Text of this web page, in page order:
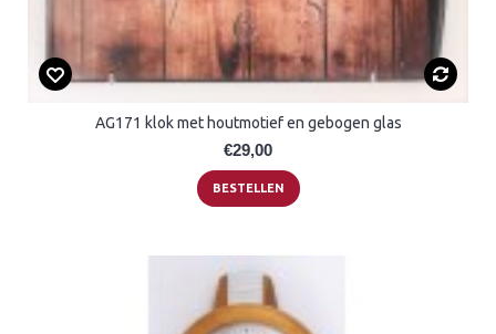
AG171 klok met houtmotief en gebogen glas
€29,00
BESTELLEN